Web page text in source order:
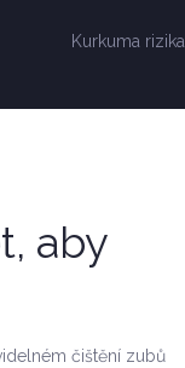
Kurkuma rizika
aby
čištění zubů